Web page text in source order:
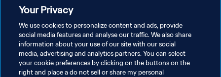
プライバシーポリシー
Your Privacy
We use cookies to personalize content and ads, provide
social media features and analyse our traffic. We also share
information about your use of our site with our social
media, advertising and analytics partners. You can select
your cookie preferences by clicking on the buttons on the
right and place a do not sell or share my personal